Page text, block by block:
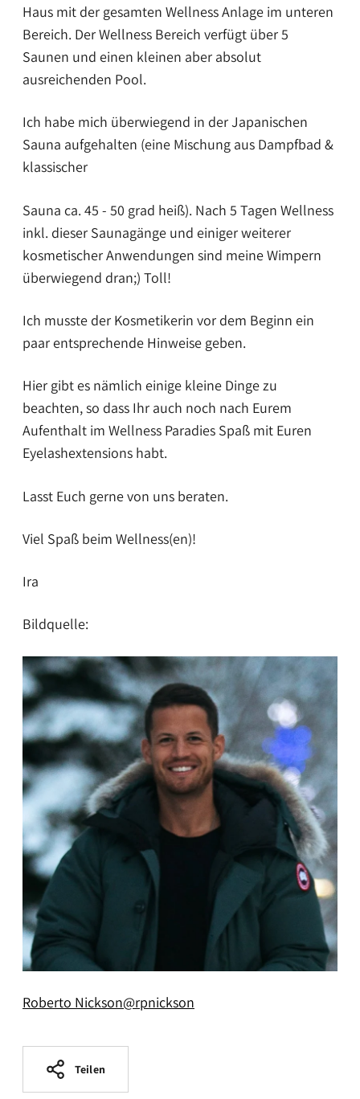
Haus mit der gesamten Wellness Anlage im unteren
Bereich. Der Wellness Bereich verfügt über 5
Saunen und einen kleinen aber absolut
ausreichenden Pool.
Ich habe mich überwiegend in der Japanischen
Sauna aufgehalten (eine Mischung aus Dampfbad &
klassischer
Sauna ca. 45 - 50 grad heiß). Nach 5 Tagen Wellness
inkl. dieser Saunagänge und einiger weiterer
kosmetischer Anwendungen sind meine Wimpern
überwiegend dran;) Toll!
Ich musste der Kosmetikerin vor dem Beginn ein
paar entsprechende Hinweise geben.
Hier gibt es nämlich einige kleine Dinge zu
beachten, so dass Ihr auch noch nach Eurem
Aufenthalt im Wellness Paradies Spaß mit Euren
Eyelashextensions habt.
Lasst Euch gerne von uns beraten.
Viel Spaß beim Wellness(en)!
Ira
Bildquelle:
Roberto Nickson@rpnickson
Teilen